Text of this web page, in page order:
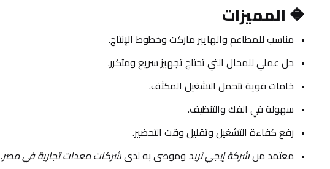
🔷 المميزات
مناسب للمطاعم والهايبر ماركت وخطوط الإنتاج.
حل عملي للمحال التي تحتاج تجهيز سريع ومتكرر.
خامات قوية تتحمل التشغيل المكثف.
سهولة في الفك والتنظيف.
رفع كفاءة التشغيل وتقليل وقت التحضير.
معتمد من شركة إيجي تريد وموصى به لدى شركات معدات تجارية في مصر.